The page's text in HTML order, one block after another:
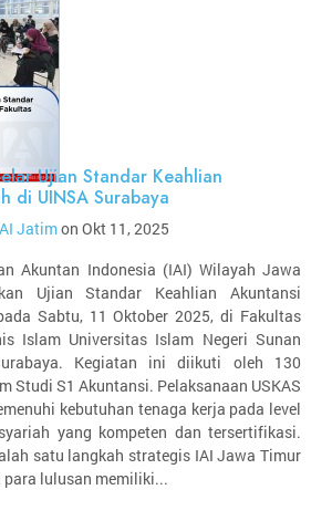
Ujian Standar Keahlian
di UINSA Surabaya
Jatimon Okt 11, 2025
Akuntan Indonesia (IAI) Wilayah Jawa
Ujian Standar Keahlian Akuntansi
Sabtu, 11 Oktober 2025, di Fakultas
Islam Universitas Islam Negeri Sunan
Kegiatan ini diikuti oleh 130
Studi S1 Akuntansi. Pelaksanaan USKAS
kebutuhan tenaga kerja pada level
yang kompeten dan tersertifikasi.
satu langkah strategis IAI Jawa Timur
lulusan memiliki...